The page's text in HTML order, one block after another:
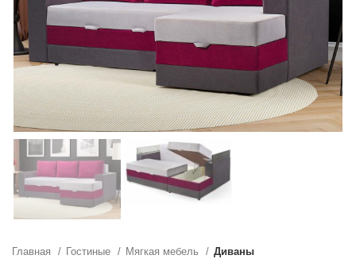
Главная Гостиные Мягкая мебель Диваны